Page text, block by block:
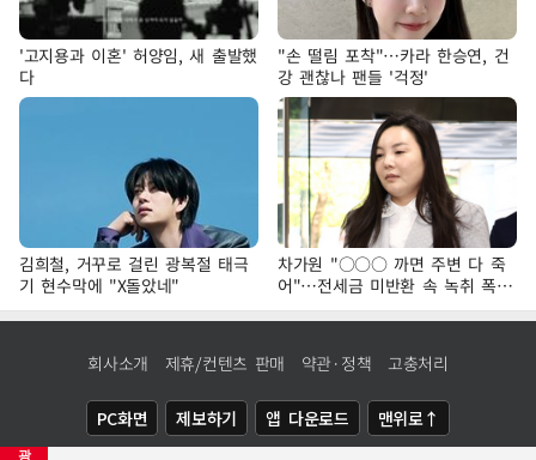
광
'고지용과 이혼' 허양임, 새 출발했
다
"손 떨림 포착"…카라 한승연, 건
강 괜찮나 팬들 '걱정'
김희철, 거꾸로 걸린 광복절 태극
기 현수막에 "X돌았네"
차가원 "○○○ 까면 주변 다 죽
어"…전세금 미반환 속 녹취 폭로
파장
회사소개 제휴/컨텐츠 판매 약관·정책 고충처리
PC화면 제보하기 앱 다운로드 맨위로↑